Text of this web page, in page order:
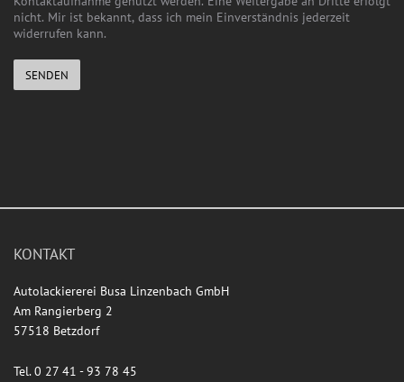
nicht. Mir ist bekannt, dass ich mein Einverständnis jederzeit
widerrufen kann.
SENDEN
KONTAKT
Autolackiererei Busa Linzenbach GmbH
Am Rangierberg 2
57518 Betzdorf
Tel. 0 27 41 - 93 78 45